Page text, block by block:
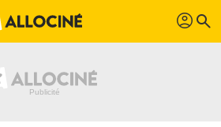
profil search